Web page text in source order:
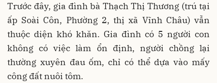
Trước đây, gia đình bà Thạch Thị Thương (trú tại
ấp Soài Côn, Phường 2, thị xã Vĩnh Châu) vẫn
thuộc diện khó khăn. Gia đình có 5 người con
không có việc làm ổn định, người chồng lại
thường xuyên đau ốm, chỉ có thể dựa vào mấy
công đất nuôi tôm.